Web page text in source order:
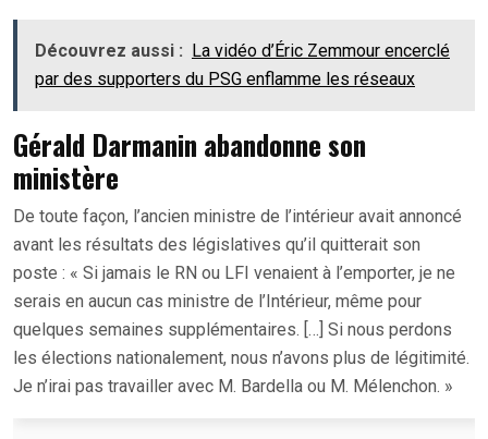
Découvrez aussi :
La vidéo d’Éric Zemmour encerclé
par des supporters du PSG enflamme les réseaux
Gérald Darmanin abandonne son
ministère
De toute façon, l’ancien ministre de l’intérieur avait annoncé
avant les résultats des législatives qu’il quitterait son
poste : « Si jamais le RN ou LFI venaient à l’emporter, je ne
serais en aucun cas ministre de l’Intérieur, même pour
quelques semaines supplémentaires. […] Si nous perdons
les élections nationalement, nous n’avons plus de légitimité.
Je n’irai pas travailler avec M. Bardella ou M. Mélenchon. »